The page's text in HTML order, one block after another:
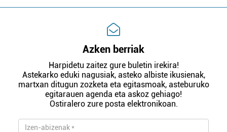
Azken berriak
Harpidetu zaitez gure buletin irekira!
Astekarko eduki nagusiak, asteko albiste ikusienak,
martxan ditugun zozketa eta egitasmoak, asteburuko
egitarauen agenda eta askoz gehiago!
Ostiralero zure posta elektronikoan.